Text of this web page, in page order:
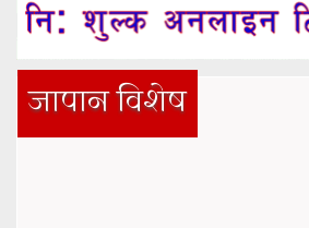
जापान विशेष